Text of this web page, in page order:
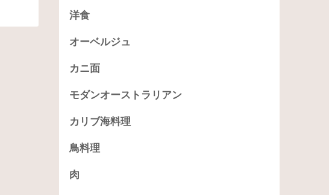
洋食
オーベルジュ
カニ面
モダンオーストラリアン
カリブ海料理
鳥料理
肉